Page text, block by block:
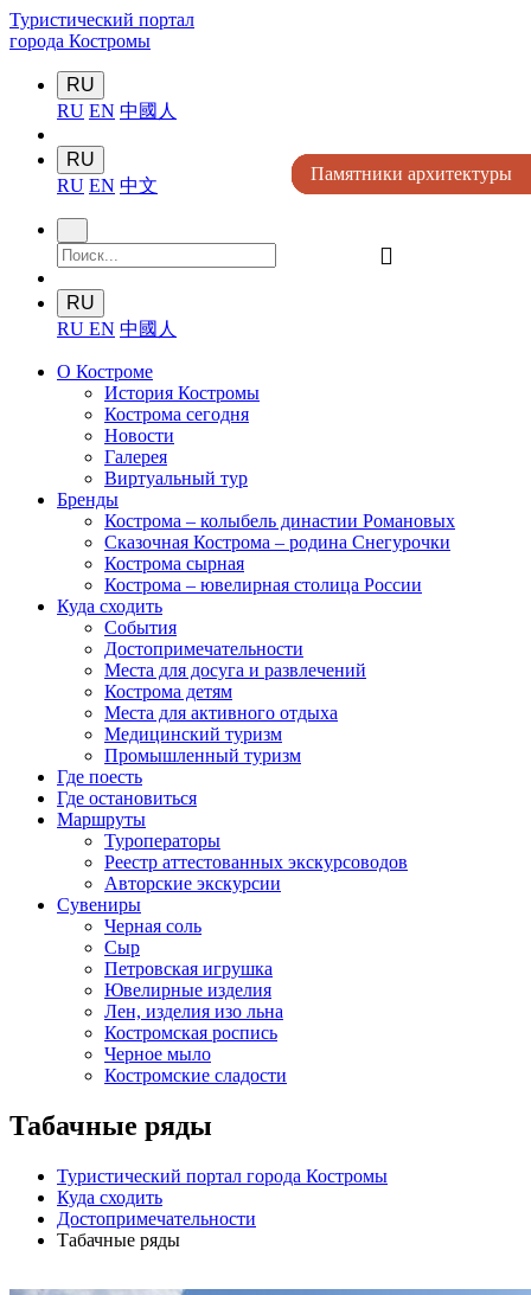
Туристический портал
города Костромы
RU
RU EN 中國人
RU
RU EN 中文
󰍉
RU
RU EN 中國人
О Костроме
История Костромы
Кострома сегодня
Новости
Галерея
Виртуальный тур
Бренды
Кострома – колыбель династии Романовых
Сказочная Кострома – родина Снегурочки
Кострома сырная
Кострома – ювелирная столица России
Куда сходить
События
Достопримечательности
Места для досуга и развлечений
Кострома детям
Места для активного отдыха
Медицинский туризм
Промышленный туризм
Где поесть
Где остановиться
Маршруты
Туроператоры
Реестр аттестованных экскурсоводов
Авторские экскурсии
Сувениры
Черная соль
Сыр
Петровская игрушка
Ювелирные изделия
Лен, изделия изо льна
Костромская роспись
Черное мыло
Костромские сладости
Табачные ряды
Туристический портал города Костромы
Куда сходить
Достопримечательности
Табачные ряды
Памятники архитектуры
Памятники архитектуры
Памятники архитектуры
Памятники архитектуры
Памятники архитектуры